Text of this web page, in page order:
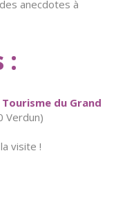
anecdotes à
:
du Grand
Verdun)
visite !